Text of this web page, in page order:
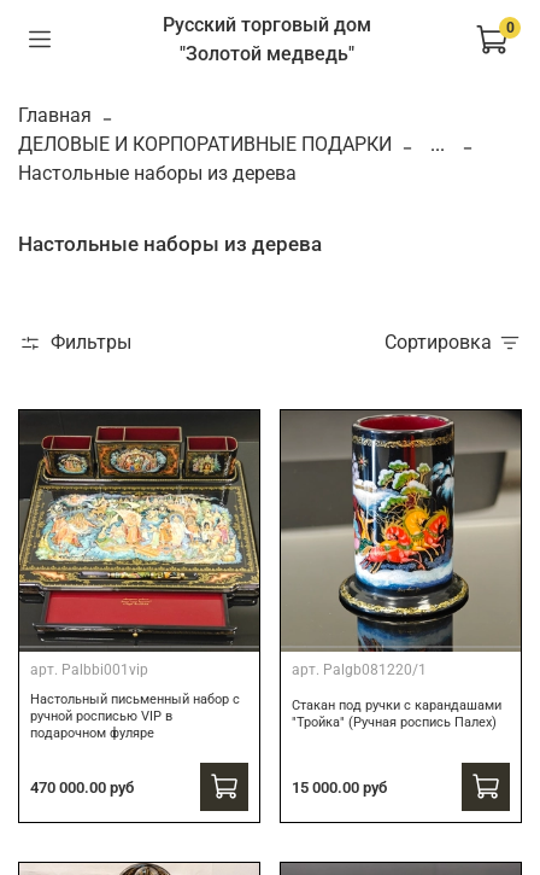
Русский торговый дом
"Золотой медведь"
0
Главная
ДЕЛОВЫЕ И КОРПОРАТИВНЫЕ ПОДАРКИ
...
Настольные наборы из дерева
Настольные наборы из дерева
Фильтры Сортировка
арт. Palbbi001vip
Настольный письменный набор с
ручной росписью VIP в
подарочном фуляре
470 000.00 руб
арт. Palgb081220/1
Стакан под ручки с карандашами
"Тройка" (Ручная роспись Палех)
15 000.00 руб